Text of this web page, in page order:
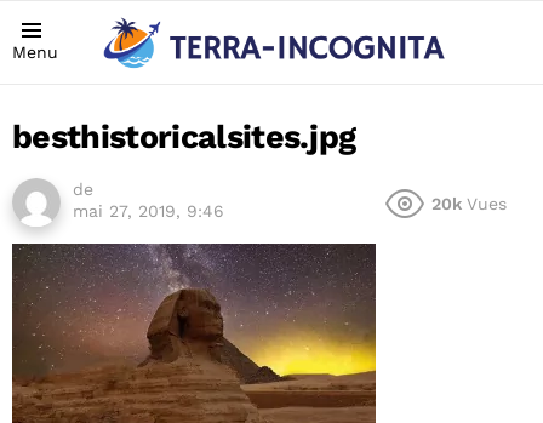
Menu
besthistoricalsites.jpg
de
mai 27, 2019, 9:46
20k Vues